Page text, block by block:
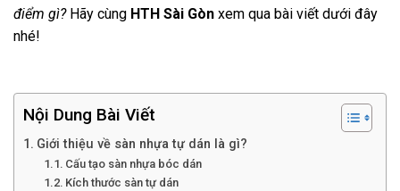
điểm gì?Hãy cùng HTH Sài Gòn xem qua bài viết dưới đây
nhé!
Nội Dung Bài Viết
Giới thiệu về sàn nhựa tự dán là gì?
Cấu tạo sàn nhựa bóc dán
Kích thước sàn tự dán